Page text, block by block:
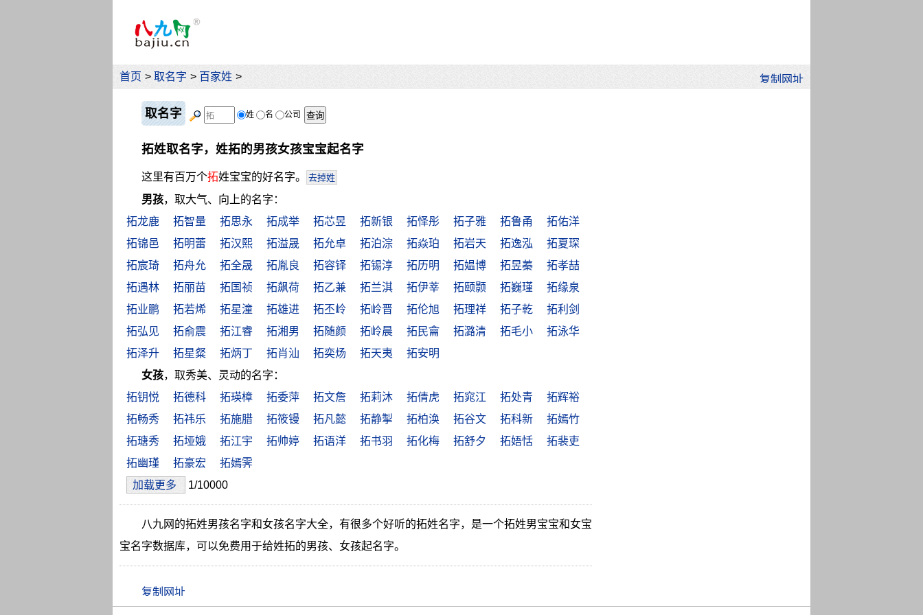
首页 > 取名字 > 百家姓 >
取名字 姓 名 公司
拓姓取名字，姓拓的男孩女孩宝宝起名字
这里有百万个拓姓宝宝的好名字。 去掉姓
男孩，取大气、向上的名字：
拓龙鹿
拓智量 拓思永 拓成举 拓芯昱 拓新银 拓怿彤 拓子雅 拓鲁甬
拓佑洋
拓锦邑
拓明蕾 拓汉熙 拓溢晟 拓允卓 拓泊淙 拓焱珀 拓岩天 拓逸泓
拓夏琛
拓宸琦
拓舟允 拓全晟 拓胤良 拓容铎 拓锡淳 拓历明 拓媪博 拓昱蓁
拓孝喆
拓遇林
拓丽苗 拓国祯 拓飙荷 拓乙兼 拓兰淇 拓伊莘 拓颐颢 拓巍瑾
拓缘泉
拓业鹏
拓若烯 拓星潼 拓雄进 拓丕岭 拓岭晋 拓伦旭 拓理祥 拓子乾
拓利剑
拓弘见
拓俞震 拓江睿 拓湘男 拓随颜 拓岭晨 拓民龠 拓潞清 拓毛小
拓泳华
拓泽升
拓星粲 拓炳丁 拓肖汕 拓奕炀 拓天夷
拓安明
女孩，取秀美、灵动的名字：
拓钥悦
拓德科 拓瑛樟 拓委萍 拓文詹 拓莉沐 拓倩虎 拓窕江 拓处青
拓辉裕
拓畅秀
拓祎乐 拓施腊 拓筱镘 拓凡懿 拓静掣 拓柏涣 拓谷文 拓科新
拓嫣竹
拓瑭秀
拓垭娥 拓江宇 拓帅婷 拓语洋 拓书羽 拓化梅 拓舒夕 拓娪恬
拓裴吏
拓幽瑾
拓豪宏
拓嫣霁
加载更多
1/10000
八九网的拓姓男孩名字和女孩名字大全，有很多个好听的拓姓名字，是一个拓姓男宝宝和女宝
宝名字数据库，可以免费用于给姓拓的男孩、女孩起名字。